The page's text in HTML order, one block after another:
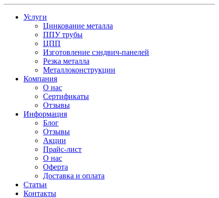
Услуги
Цинкование металла
ППУ трубы
ЦПП
Изготовление сэндвич-панелей
Резка металла
Металлоконструкции
Компания
О нас
Сертификаты
Отзывы
Информация
Блог
Отзывы
Акции
Прайс-лист
О нас
Оферта
Доставка и оплата
Статьи
Контакты